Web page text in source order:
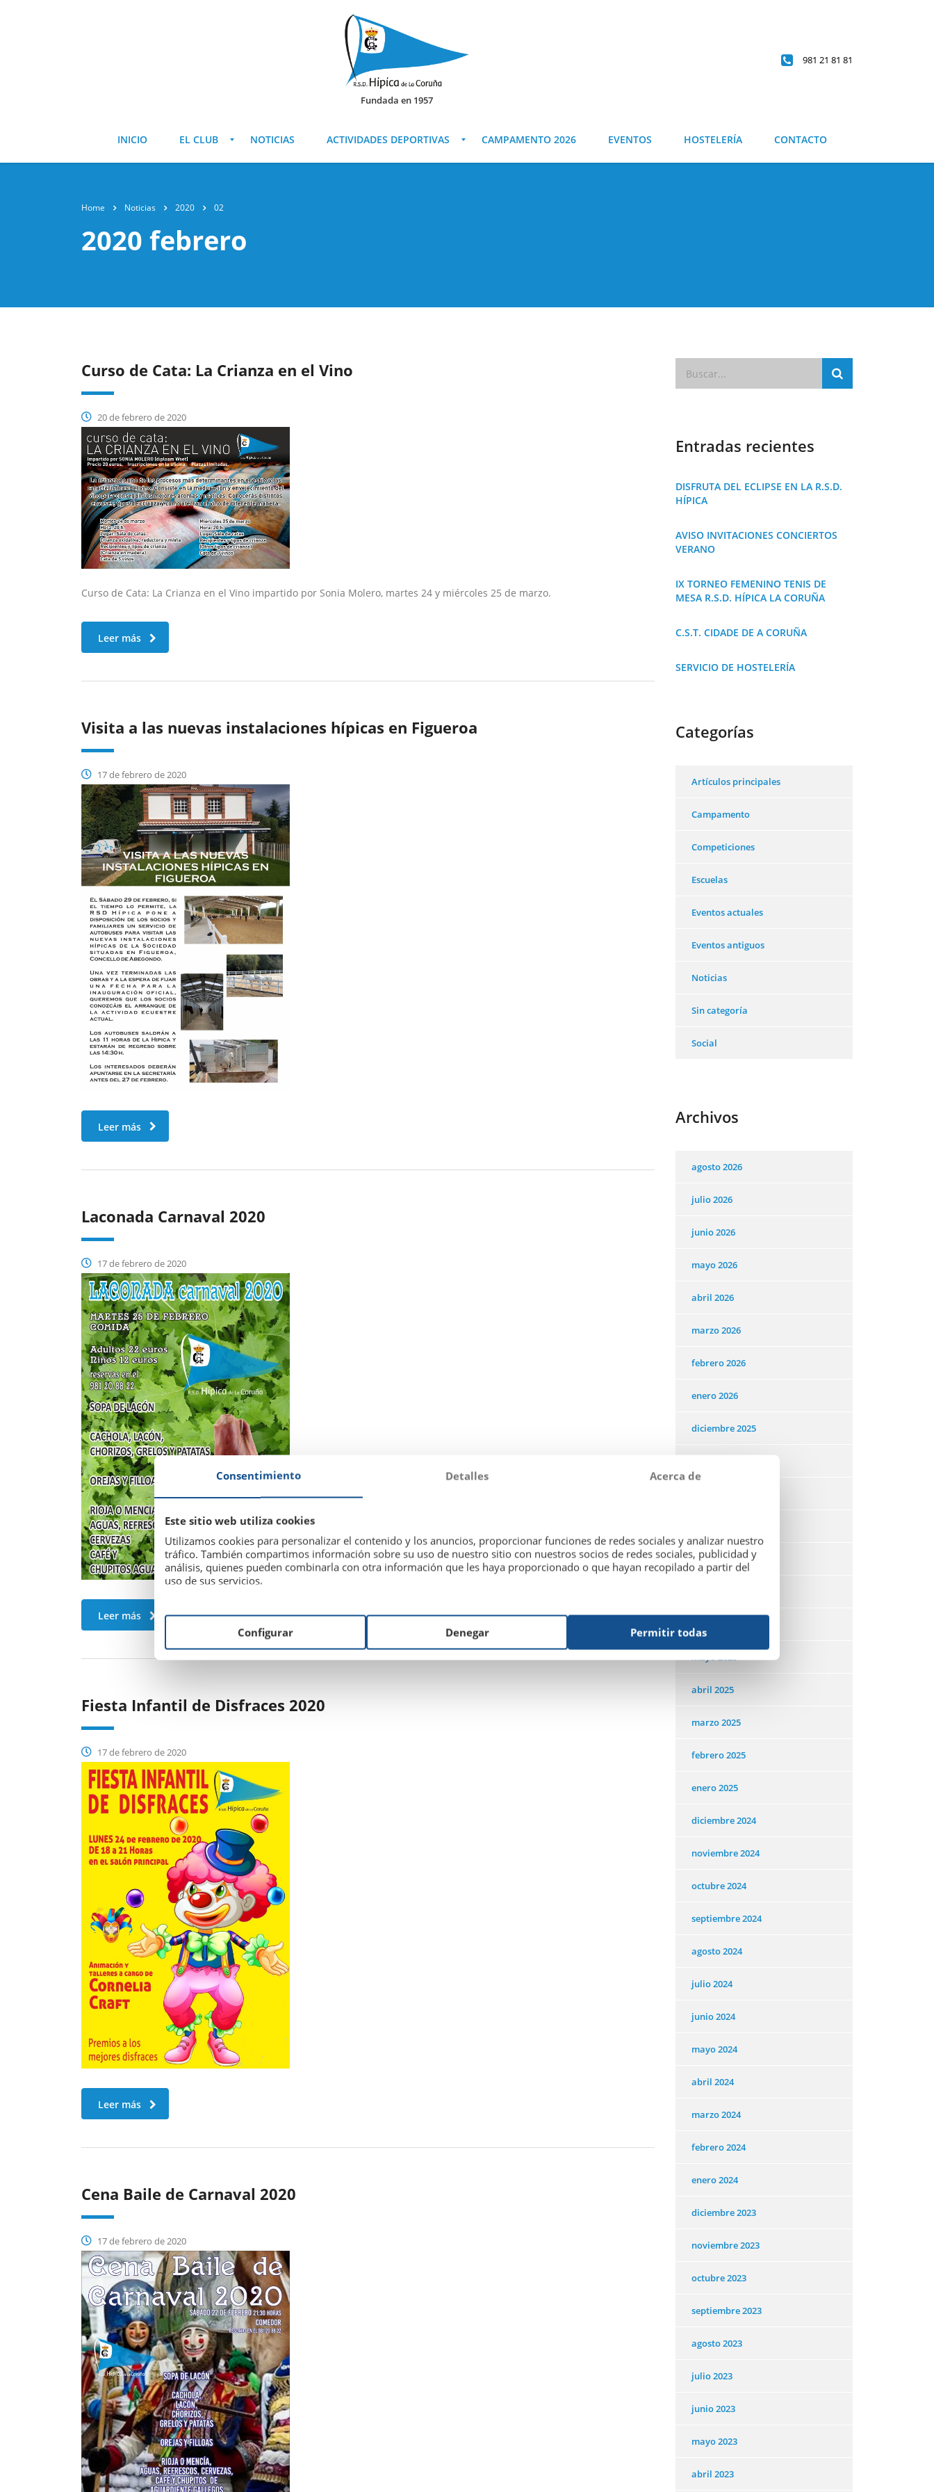
Fundada en 1957
981 21 81 81
INICIO EL CLUB NOTICIAS ACTIVIDADES DEPORTIVAS CAMPAMENTO 2026 EVENTOS HOSTELERÍA CONTACTO
Home Noticias 2020 02
2020 febrero
Curso de Cata: La Crianza en el Vino
20 de febrero de 2020
Curso de Cata: La Crianza en el Vino impartido por Sonia Molero, martes 24 y miércoles 25 de marzo.
Leer más
Visita a las nuevas instalaciones hípicas en Figueroa
17 de febrero de 2020
Leer más
Laconada Carnaval 2020
17 de febrero de 2020
Leer más
Fiesta Infantil de Disfraces 2020
17 de febrero de 2020
Leer más
Cena Baile de Carnaval 2020
17 de febrero de 2020
Entradas recientes
DISFRUTA DEL ECLIPSE EN LA R.S.D.
HÍPICA
AVISO INVITACIONES CONCIERTOS
VERANO
IX TORNEO FEMENINO TENIS DE
MESA R.S.D. HÍPICA LA CORUÑA
C.S.T. CIDADE DE A CORUÑA
SERVICIO DE HOSTELERÍA
Categorías
Artículos principales
Campamento
Competiciones
Escuelas
Eventos actuales
Eventos antiguos
Noticias
Sin categoría
Social
Archivos
agosto 2026
julio 2026
junio 2026
mayo 2026
abril 2026
marzo 2026
febrero 2026
enero 2026
diciembre 2025
agosto 2025
mayo 2025
abril 2025
marzo 2025
febrero 2025
enero 2025
diciembre 2024
noviembre 2024
octubre 2024
septiembre 2024
agosto 2024
julio 2024
junio 2024
mayo 2024
abril 2024
marzo 2024
febrero 2024
enero 2024
diciembre 2023
noviembre 2023
octubre 2023
septiembre 2023
agosto 2023
julio 2023
junio 2023
mayo 2023
abril 2023
Consentimiento Detalles Acerca de
Este sitio web utiliza cookies
Utilizamos cookies para personalizar el contenido y los anuncios, proporcionar funciones de redes sociales y analizar nuestro
tráfico. También compartimos información sobre su uso de nuestro sitio con nuestros socios de redes sociales, publicidad y
análisis, quienes pueden combinarla con otra información que les haya proporcionado o que hayan recopilado a partir del
uso de sus servicios.
Configurar Denegar Permitir todas